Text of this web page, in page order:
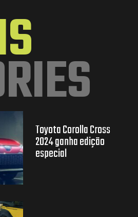
Toyota Corolla Cross
2024 ganha edição
especial